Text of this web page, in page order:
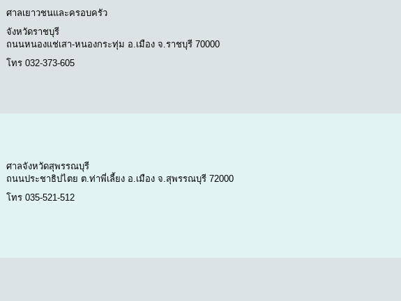
ศาลเยาวชนและครอบครัว
จังหวัดราชบุรี
ถนนหนองแช่เสา-หนองกระทุ่ม อ.เมือง จ.ราชบุรี 70000
โทร 032-373-605
ศาลจังหวัดสุพรรณบุรี
ถนนประชาธิปไตย ต.ท่าพี่เลี้ยง อ.เมือง จ.สุพรรณบุรี 72000
โทร 035-521-512